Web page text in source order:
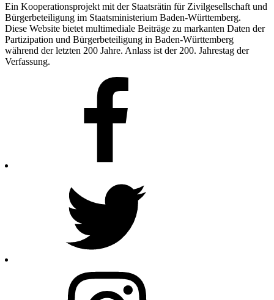
Ein Kooperationsprojekt mit der Staatsrätin für Zivilgesellschaft und
Bürgerbeteiligung im Staatsministerium Baden-Württemberg.
Diese Website bietet multimediale Beiträge zu markanten Daten der
Partizipation und Bürgerbeteiligung in Baden-Württemberg
während der letzten 200 Jahre. Anlass ist der 200. Jahrestag der
Verfassung.